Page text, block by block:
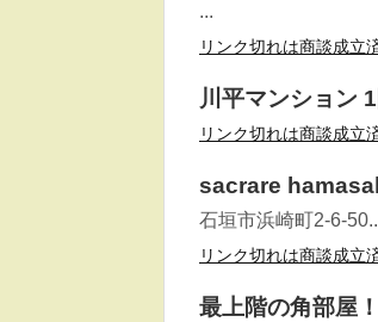
...
リンク切れは商談成立
川平マンション
リンク切れは商談成立
sacrare
石垣市浜崎町2-6-
リンク切れは商談成立
最上階の角部屋